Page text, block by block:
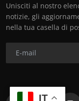
Unisciti al nostro
notizie, gli
nella tua casella di
IT